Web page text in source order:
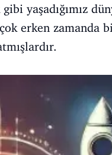
yaşadığımız
erken zamanda